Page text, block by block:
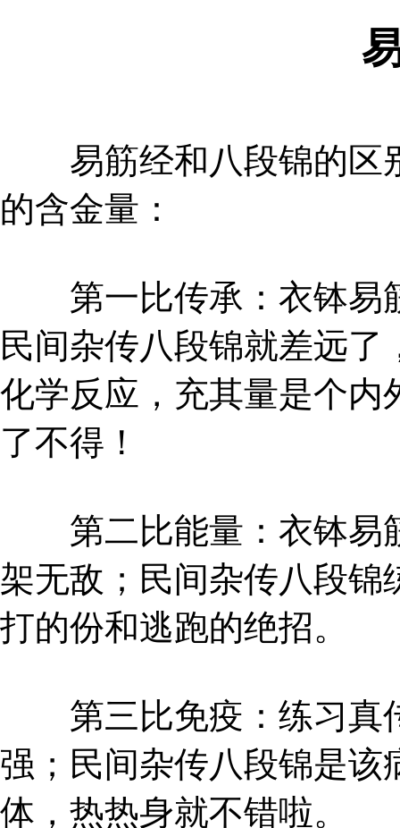
易筋经和八段锦的区
的含金量：
第一比传承：衣钵易
民间杂传八段锦就差远
化学反应，充其量是个内
了不得！
第二比能量：衣钵易
架无敌；民间杂传八段锦
打的份和逃跑的绝招。
第三比免疫：练习真
强；民间杂传八段锦是该
体，热热身就不错啦。